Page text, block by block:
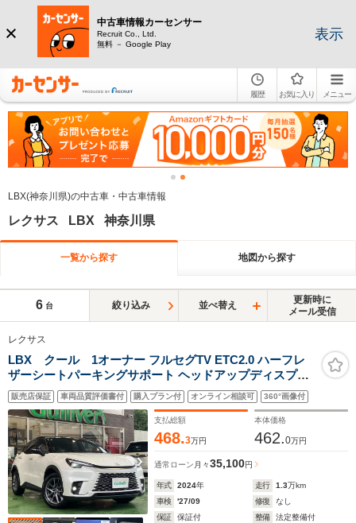
中古車情報カーセンサー
Recruit Co., Ltd.
無料 － Google Play
表示
履歴 お気に入り メニュー
LBX(神奈川県)の中古車・中古車情報
レクサス LBX 神奈川県
一覧から探す 地図から探す
6 台 絞り込み 並べ替え
更新時に
メール受信
レクサス
LBX クール 1オーナー フルセグTV ETC2.0 ハーフレ
ザーシートパーキングサポート ヘッドアップディスプレ
イ Lexus Safety System + パノラミックビューモニター
シートヒーター ステアリングヒーター パワーバックドア
販売店保証 車両品質評価書付 購入プラン付 オンライン相談可 360°画像付
支払総額
468.3万円
本体価格
462.0万円
通常ローン 月々35,100円
年式 2024年 走行 1.3万km
車検
'27/09 修復
なし
保証
保証付 整備
法定整備付